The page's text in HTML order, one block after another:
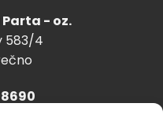
- oz.
583/4